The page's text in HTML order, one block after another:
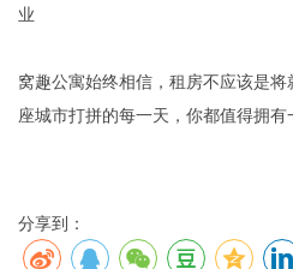
业
窝趣公寓始终相信，租房不应该是
座城市打拼的每一天，你都值得拥有
分享到：